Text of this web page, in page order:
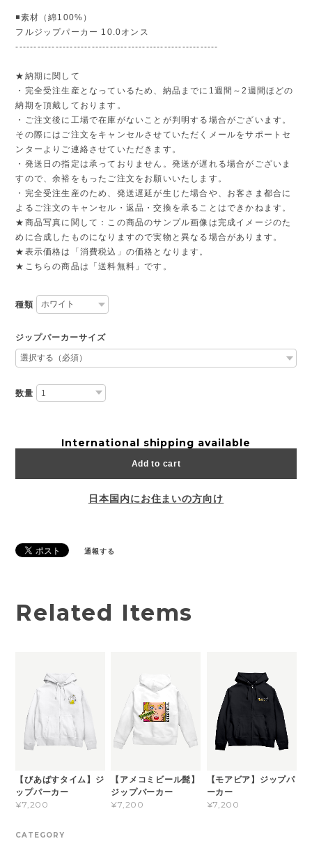
◾️素材（綿100%）
フルジップパーカー 10.0オンス
--------------------------------------------------------
★納期に関して
・完全受注生産となっているため、納品までに1週間～2週間ほどの
納期を頂戴しております。
・ご注文後に工場で在庫がないことが判明する場合がございます。
その際にはご注文をキャンセルさせていただくメールをサポートセ
ンターよりご連絡させていただきます。
・発送日の指定は承っておりません。発送が遅れる場合がございま
すので、余裕をもったご注文をお願いいたします。
・完全受注生産のため、発送遅延が生じた場合や、お客さま都合に
よるご注文のキャンセル・返品・交換を承ることはできかねます。
★商品写真に関して：この商品のサンプル画像は完成イメージのた
めに合成したものになりますので実物と異なる場合があります。
★表示価格は「消費税込」の価格となります。
★こちらの商品は「送料無料」です。
種類
ジップパーカーサイズ
数量
International shipping available
Add to cart
日本国内にお住まいの方向け
通報する
Related Items
【びあばすタイム】ジ
ップパーカー
¥7,200
【アメコミビール髭】
ジップパーカー
¥7,200
【モアビア】ジップパ
ーカー
¥7,200
CATEGORY